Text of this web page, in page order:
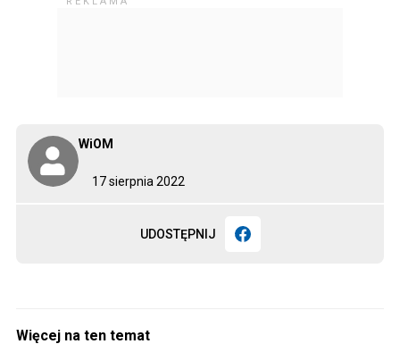
17 sierpnia 2022
WiOM
UDOSTĘPNIJ